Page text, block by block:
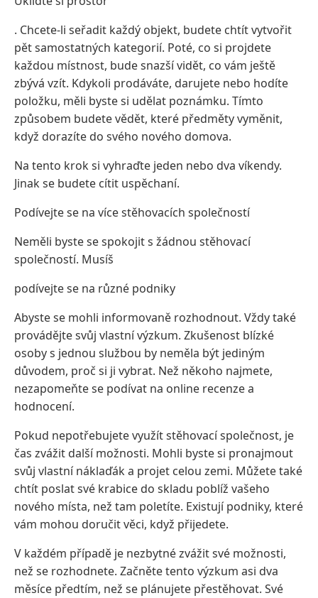
. Chcete-li seřadit každý objekt, budete chtít vytvořit
pět samostatných kategorií. Poté, co si projdete
každou místnost, bude snazší vidět, co vám ještě
zbývá vzít. Kdykoli prodáváte, darujete nebo hodíte
položku, měli byste si udělat poznámku. Tímto
způsobem budete vědět, které předměty vyměnit,
když dorazíte do svého nového domova.
Na tento krok si vyhraďte jeden nebo dva víkendy.
Jinak se budete cítit uspěchaní.
Podívejte se na více stěhovacích společností
Neměli byste se spokojit s žádnou stěhovací
společností. Musíš
podívejte se na různé podniky
Abyste se mohli informovaně rozhodnout. Vždy také
provádějte svůj vlastní výzkum. Zkušenost blízké
osoby s jednou službou by neměla být jediným
důvodem, proč si ji vybrat. Než někoho najmete,
nezapomeňte se podívat na online recenze a
hodnocení.
Pokud nepotřebujete využít stěhovací společnost, je
čas zvážit další možnosti. Mohli byste si pronajmout
svůj vlastní náklaďák a projet celou zemi. Můžete také
chtít poslat své krabice do skladu poblíž vašeho
nového místa, než tam poletíte. Existují podniky, které
vám mohou doručit věci, když přijedete.
V každém případě je nezbytné zvážit své možnosti,
než se rozhodnete. Začněte tento výzkum asi dva
měsíce předtím, než se plánujete přestěhovat. Své